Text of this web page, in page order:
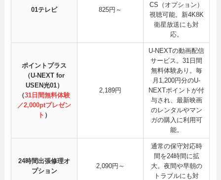
01テレビ 825円～
CS（オプション）
視聴可能。新4K8K
衛星放送にも対
応。
ポイントプラス
（U-NEXT for
USEN光01）
（31日間無料体験
／2,000ptプレゼン
ト ）
2,189円
U-NEXTの動画配信
サービス。31日間
無料体験あり。毎
月1,200円分のU-
NEXTポイントが付
与され、最新映画
のレンタルやマン
ガの購入に利用可
能。
24時間出張修理オ
プション
2,090円～
通常の保守対応時
間を24時間に拡
大。夜間や早朝の
トラブルにも対